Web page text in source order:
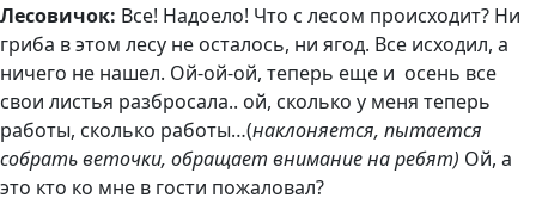
Лесовичок: Все! Надоело! Что с лесом происходит? Ни
гриба в этом лесу не осталось, ни ягод. Все исходил, а
ничего не нашел. Ой-ой-ой, теперь еще и осень все
свои листья разбросала.. ой, сколько у меня теперь
работы, сколько работы…(наклоняется, пытается
собрать веточки, обращает внимание на ребят) Ой, а
это кто ко мне в гости пожаловал?